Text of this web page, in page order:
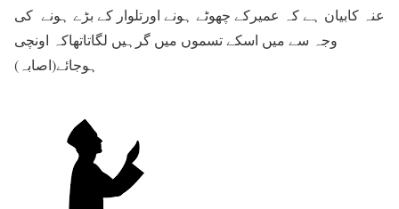
عنہ کابیان ہے کہ عمیرکے چھوٹے ہونے اورتلوار کے بڑے ہونے کی
وجہ سے میں اسکے تسموں میں گرہیں لگاتاتھاکہ اونچی
ہوجائے(اصابہ)